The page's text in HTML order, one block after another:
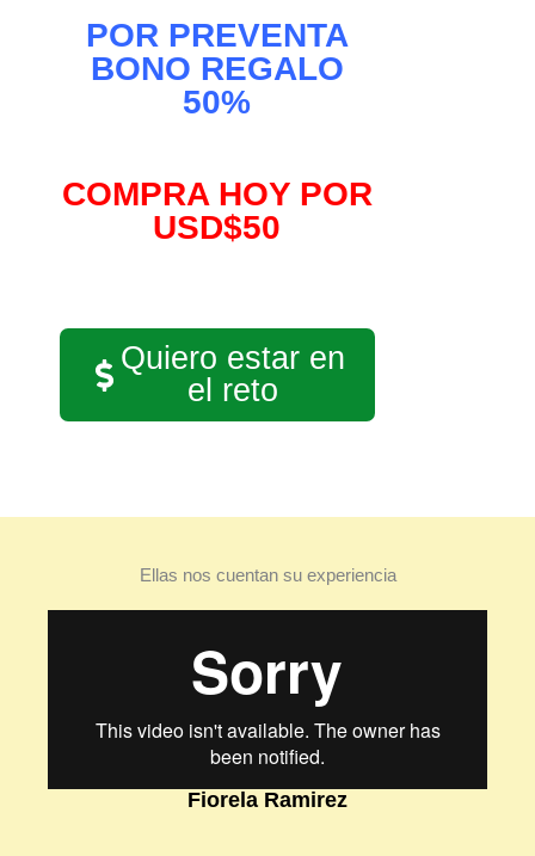
POR PREVENTA
BONO REGALO
50%
COMPRA HOY POR
USD$50
Quiero estar en
el reto
Ellas nos cuentan su experiencia
Fiorela Ramirez